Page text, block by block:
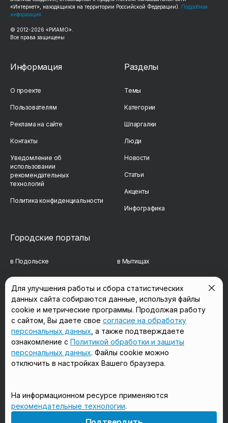
«Интернет», находящихся на территории Российской Федерации).
Подробная
информация
© 2012-2026 «РИАМО».
Все права защищены
Информация
О проекте
Пользователям
Реклама на сайте
Контакты
Уведомление об
использовании
рекомендательных
технологий
Политика конфиденциальности
Разделы
Темы
Категории
Шпаргалки
Люди
Новости
Статьи
Акценты
Инфографика
Городские порталы
в Подольске в Мытищах
в Сергиевом Посаде в Люберцах
в Красногорске в Королёве
в Домодедово в Щёлково
18+
Мы в соцсетях
Для улучшения работы и сбора статистических
данных сайта собираются данные, используя файлы
cookie и метрические программы. Продолжая работу
с сайтом, Вы даете свое согласие на обработку
персональных данных , а также подтверждаете
ознакомление с Политикой обработки и защиты
персональных данных. Файлы cookie можно
отключить в настройках Вашего браузера.
На информационном ресурсе применяются
рекомендательные технологии.